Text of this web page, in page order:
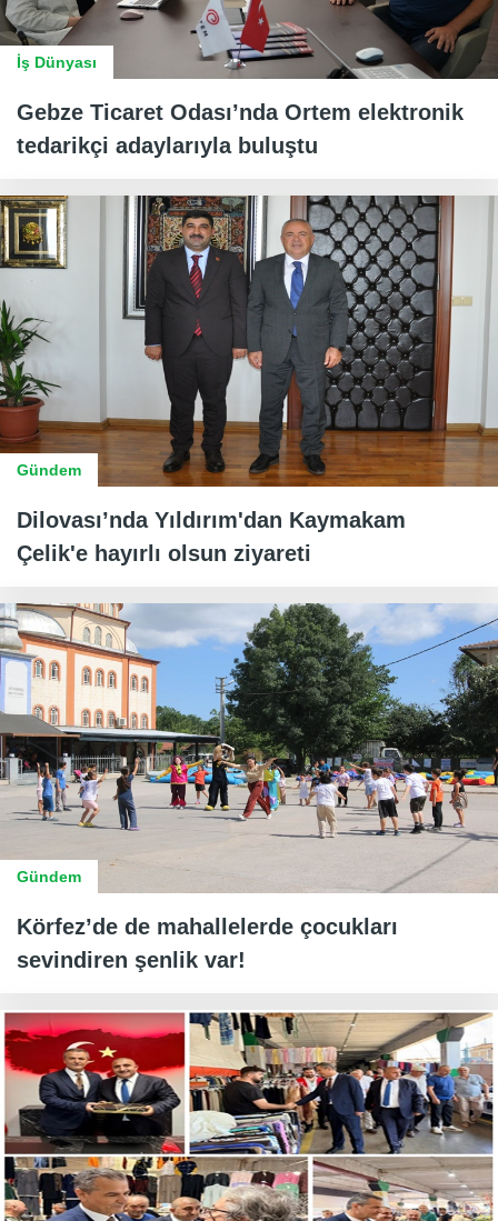
İş Dünyası
Gebze Ticaret Odası’nda Ortem elektronik
tedarikçi adaylarıyla buluştu
Gündem
Dilovası’nda Yıldırım'dan Kaymakam
Çelik'e hayırlı olsun ziyareti
Gündem
Körfez’de de mahallelerde çocukları
sevindiren şenlik var!